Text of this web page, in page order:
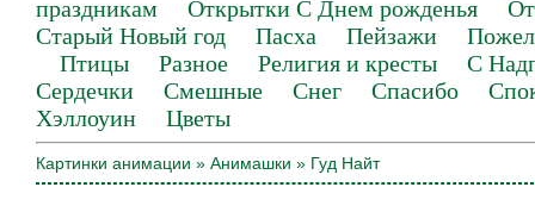
праздникам
Открытки С Днем рожденья
Старый Новый год
Пасха Пейзажи
Птицы
Разное Религия и кресты
С
Сердечки
Смешные Снег Спасибо
Хэллоуин
Цветы
Картинки анимации » Анимашки » Гуд Найт